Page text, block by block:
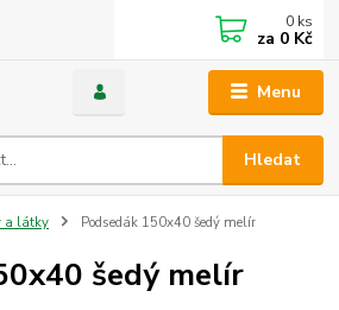
Menu
Hledat
0 ks
za 0 Kč
a látky Podsedák 150x40 šedý melír
šedý melír